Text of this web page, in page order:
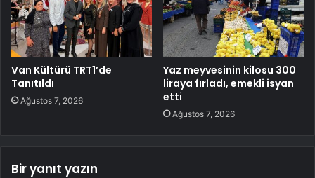
Van Kültürü TRT1’de
Tanıtıldı
Ağustos 7, 2026
Yaz meyvesinin kilosu 300
liraya fırladı, emekli isyan
etti
Ağustos 7, 2026
Bir yanıt yazın